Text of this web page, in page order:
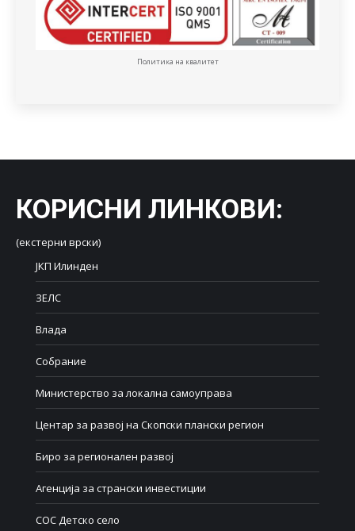
Политика на квалитет
КОРИСНИ ЛИНКОВИ:
(екстерни врски)
ЈКП Илинден
ЗЕЛС
Влада
Собрание
Министерство за локална самоуправа
Центар за развој на Скопски плански регион
Биро за регионален развој
Агенција за странски инвестиции
СОС Детско село